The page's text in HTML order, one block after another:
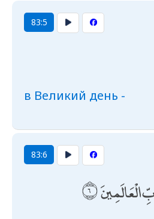
83:5
в Великий день -
83:6
الْعَالَمِينَ